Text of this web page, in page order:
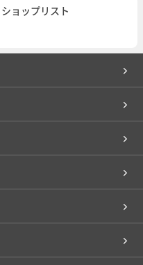
ショップリスト